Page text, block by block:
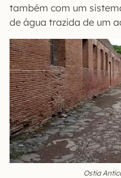
também com um
de água trazida de um
Ostia